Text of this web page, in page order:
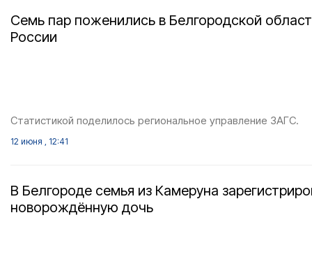
Семь пар поженились в Белгородской
России
Статистикой поделилось региональное управление ЗАГС.
12 июня , 12:41
В Белгороде семья из Камеруна
новорождённую дочь